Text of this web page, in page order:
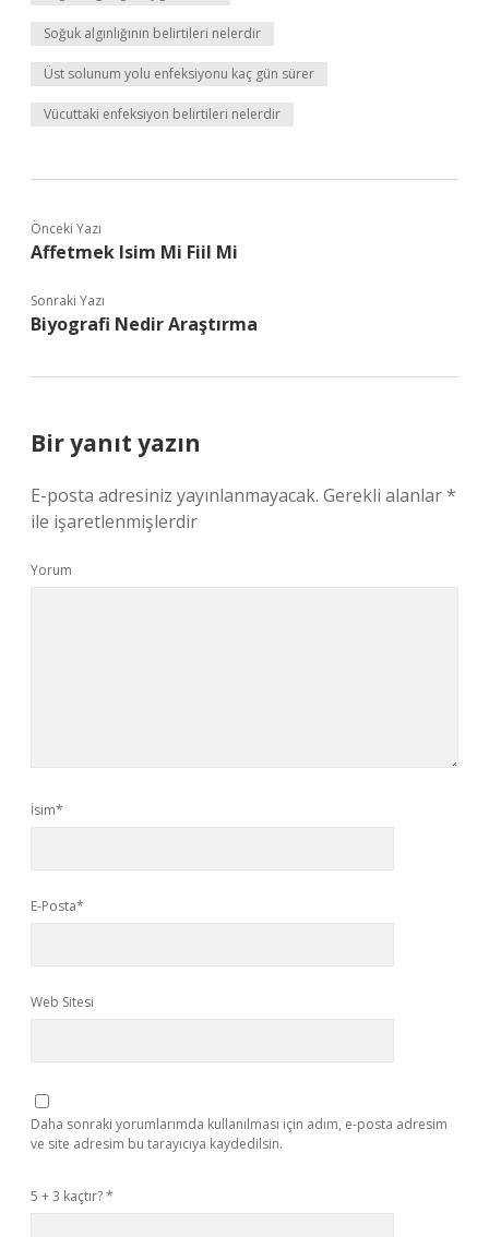
Soğuk algınlığının belirtileri nelerdir
Üst solunum yolu enfeksiyonu kaç gün sürer
Vücuttaki enfeksiyon belirtileri nelerdir
Önceki Yazı
Affetmek Isim Mi Fiil Mi
Sonraki Yazı
Biyografi Nedir Araştırma
Bir yanıt yazın
E-posta adresiniz yayınlanmayacak. Gerekli alanlar*
ile işaretlenmişlerdir
Yorum
İsim*
E-Posta*
Web Sitesi
Daha sonraki yorumlarımda kullanılması için adım, e-posta adresim
ve site adresim bu tarayıcıya kaydedilsin.
5 + 3 kaçtır?*